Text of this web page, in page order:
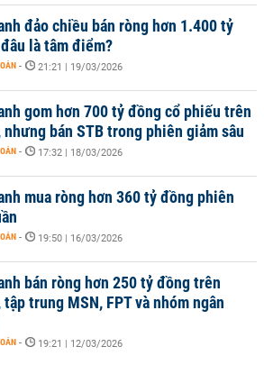
đảo chiều bán ròng hơn 1.400 tỷ
là tâm điểm?
- 21:21 | 19/03/2026
gom hơn 700 tỷ đồng cổ phiếu trên
nhưng bán STB trong phiên giảm sâu
- 17:32 | 18/03/2026
mua ròng hơn 360 tỷ đồng phiên
- 19:50 | 16/03/2026
bán ròng hơn 250 tỷ đồng trên
tập trung MSN, FPT và nhóm ngân
- 19:21 | 12/03/2026